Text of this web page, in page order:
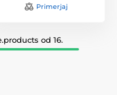
Primerjaj
od 16.